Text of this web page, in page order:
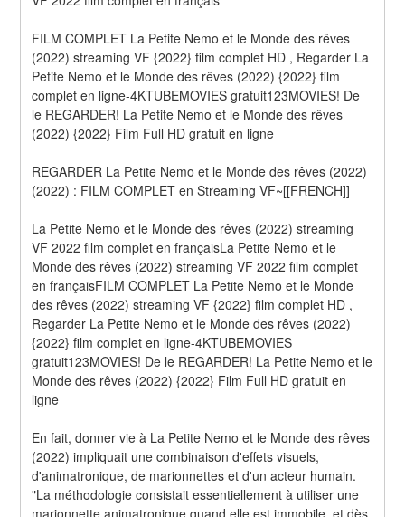
FILM COMPLET La Petite Nemo et le Monde des rêves
(2022) streaming VF {2022} film complet HD , Regarder La
Petite Nemo et le Monde des rêves (2022) {2022} film
complet en ligne-4KTUBEMOVIES gratuit123MOVIES! De
le REGARDER! La Petite Nemo et le Monde des rêves
(2022) {2022} Film Full HD gratuit en ligne
REGARDER La Petite Nemo et le Monde des rêves (2022)
(2022) : FILM COMPLET en Streaming VF~[[FRENCH]]
La Petite Nemo et le Monde des rêves (2022) streaming
VF 2022 film complet en françaisLa Petite Nemo et le
Monde des rêves (2022) streaming VF 2022 film complet
en françaisFILM COMPLET La Petite Nemo et le Monde
des rêves (2022) streaming VF {2022} film complet HD ,
Regarder La Petite Nemo et le Monde des rêves (2022)
{2022} film complet en ligne-4KTUBEMOVIES
gratuit123MOVIES! De le REGARDER! La Petite Nemo et le
Monde des rêves (2022) {2022} Film Full HD gratuit en
ligne
En fait, donner vie à La Petite Nemo et le Monde des rêves
(2022) impliquait une combinaison d'effets visuels,
d'animatronique, de marionnettes et d'un acteur humain.
"La méthodologie consistait essentiellement à utiliser une
marionnette animatronique quand elle est immobile, et dès